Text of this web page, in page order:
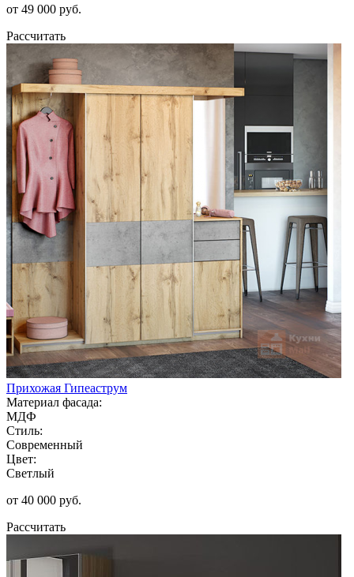
от 49 000 руб.
Рассчитать
Прихожая Гипеаструм
Материал фасада:
МДФ
Стиль:
Современный
Цвет:
Светлый
от 40 000 руб.
Рассчитать